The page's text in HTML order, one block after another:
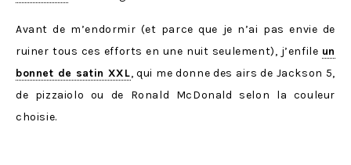
Avant de m’endormir (et parce que je n’ai pas envie de
ruiner tous ces efforts en une nuit seulement), j’enfile un
bonnet de satin XXL, qui me donne des airs de Jackson 5,
de pizzaiolo ou de Ronald McDonald selon la couleur
choisie.